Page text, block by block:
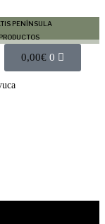
PENÍNSULA
0,00€ 0